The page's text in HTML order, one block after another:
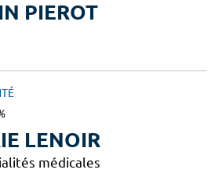
PIEROT
LENOIR
médicales